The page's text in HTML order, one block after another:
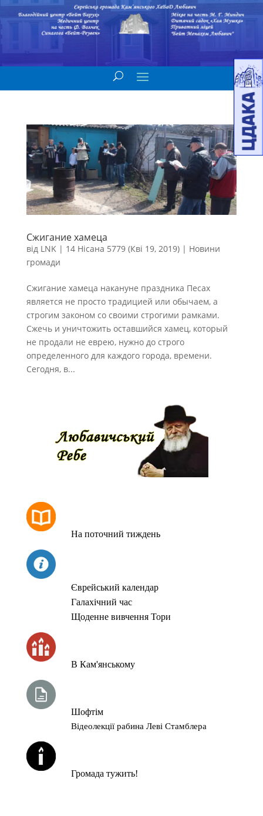
Сжигание хамеца
від LNK| 14 Нісана 5779 (Кві 19, 2019)| Новини
громади
Сжигание хамеца накануне праздника Песах
является не просто традицией или обычаем, а
строгим законом со своими строгими рамками.
Сжечь и уничтожить оставшийся хамец, который
не продали не еврею, нужно до строго
определенного для каждого города, времени.
Сегодня, в...
На поточний тиждень
Єврейський календар
Галахічний час
Щоденне вивчення Тори
В Кам'янському
Шофтім
Відеолекції рабина Леві Стамблера
Громада тужить!